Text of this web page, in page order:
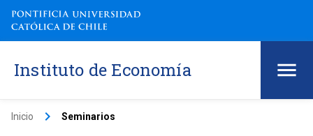
Instituto de Economía
Inicio keyboard_arrow_right Seminarios